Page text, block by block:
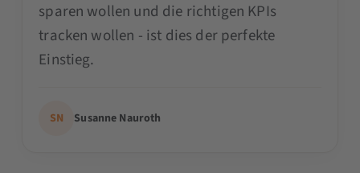
sparen wollen und die richtigen KPIs
tracken wollen - ist dies der perfekte
Einstieg.
SN Susanne Nauroth